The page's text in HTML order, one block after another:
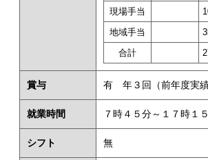
現場手当
地域手当
合計
賞与 有 年３回（前年度実績
就業時間 ７時４５分～１７時１
シフト 無